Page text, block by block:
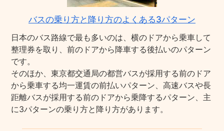
バスの乗り方と降り方のよくある3パターン
日本のバス路線で最も多いのは、横のドアから乗車して
整理券を取り、前のドアから降車する後払いのパターン
です。
そのほか、東京都交通局の都営バスが採用する前のドア
から乗車する均一運賃の前払いパターン、高速バスや長
距離バスが採用する前のドアから乗降するパターン、主
に3パターンの乗り方と降り方があります。